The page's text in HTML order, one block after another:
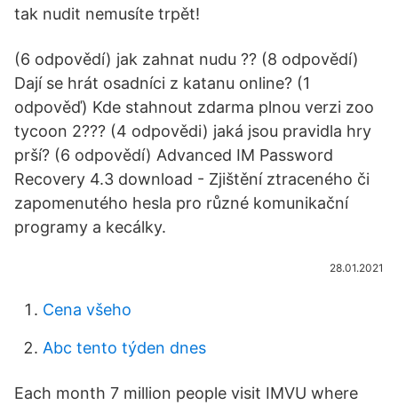
tak nudit nemusíte trpět!
(6 odpovědí) jak zahnat nudu ?? (8 odpovědí)
Dají se hrát osadníci z katanu online? (1
odpověď) Kde stahnout zdarma plnou verzi zoo
tycoon 2??? (4 odpovědi) jaká jsou pravidla hry
prší? (6 odpovědí) Advanced IM Password
Recovery 4.3 download - Zjištění ztraceného či
zapomenutého hesla pro různé komunikační
programy a kecálky.
28.01.2021
Cena všeho
Abc tento týden dnes
Each month 7 million people visit IMVU where